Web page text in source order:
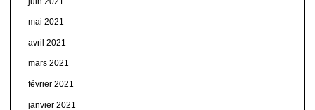
mai 2021
avril 2021
mars 2021
février 2021
janvier 2021